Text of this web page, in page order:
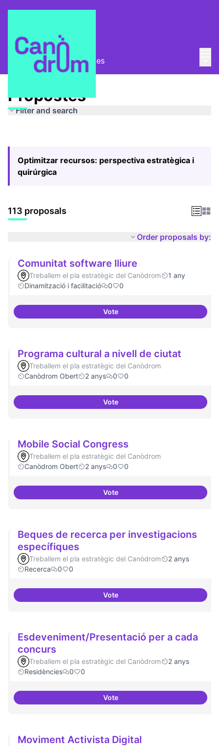
Pla Estratègic Propostes
Propostes
Filter and search
Optimitzar recursos: perspectiva estratègica i
quirúrgica
113 proposals
Order proposals by:
Comunitat software lliure
Treballem el pla estratègic del Canòdrom
1 any
Dinamització i facilitació
0 0
VoteComunitat software lliure
Programa cultural a nivell de ciutat
Treballem el pla estratègic del Canòdrom
Canòdrom Obert
2 anys 0 0
VotePrograma cultural a nivell de
Mobile Social Congress
Treballem el pla estratègic del Canòdrom
Canòdrom Obert
2 anys 0 0
VoteMobile Social Congress
Beques de recerca per investigacions
específiques
Treballem el pla estratègic del Canòdrom
2 anys
Recerca
0 0
VoteBeques de recerca per
Esdeveniment/Presentació per a cada
concurs
Treballem el pla estratègic del Canòdrom
2 anys
Residències
0 0
VoteEsdeveniment/Presentació per
Moviment Activista Digital